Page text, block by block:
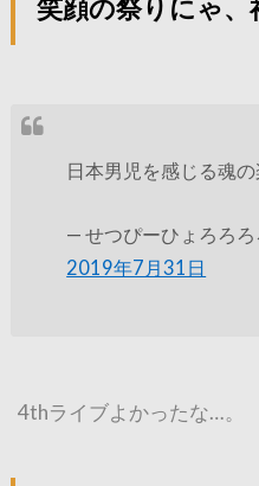
笑顔の祭りにゃ、
日本男児を感じる魂
— せつぴーひょろろ
2019年7月31日
4thライブよかったな…。